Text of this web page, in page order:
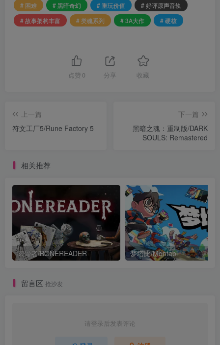
# 困难
# 黑暗奇幻 # 重玩价值
# 好评原声音轨
# 故事架构丰富
# 类魂系列 # 3A大作 # 硬核
点赞 0 分享 收藏
上一篇
符文工厂5/Rune Factory 5
下一篇
黑暗之魂：重制版/DARK
SOULS: Remastered
相关推荐
阅骨者/BONEREADER 梦塔比/Montabi
留言区 抢沙发
请登录后发表评论